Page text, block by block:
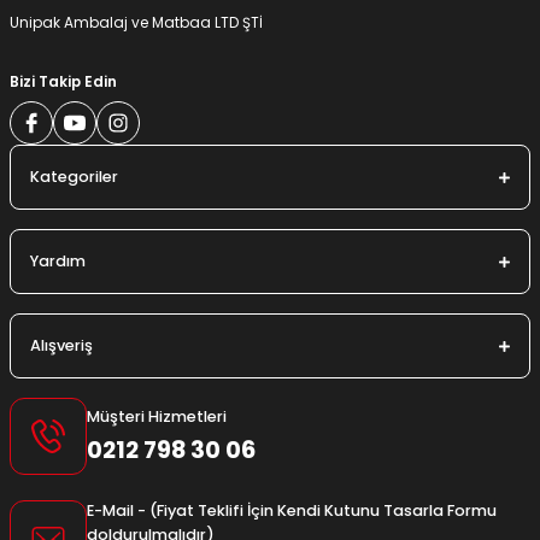
Unipak Ambalaj ve Matbaa LTD ŞTİ
Bizi Takip Edin
Kategoriler
Yardım
Alışveriş
Müşteri Hizmetleri
0212 798 30 06
E-Mail - (Fiyat Teklifi İçin Kendi Kutunu Tasarla Formu
doldurulmalıdır)